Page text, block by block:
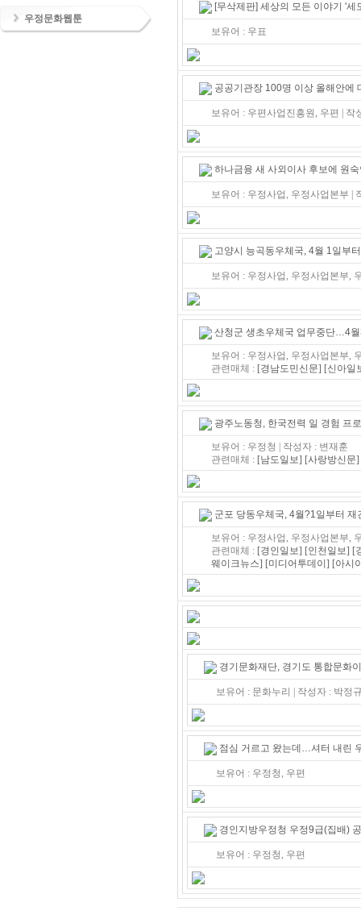
우정문화웹툰
[무삭제판] 세상의 모든 이야기 '세
보유어 : 우표
공공기관장 100명 이상 올해안에
보유어 : 우편사업진흥원, 우편 |
하나금융 새 사외이사 후보에 원
보유어 : 우정사업, 우정사업본부
고양시 능곡동우체국, 4월 1일부
보유어 : 우정사업, 우정사업본부,
산청군 생초우체국 업무중단…4
보유어 : 우정사업, 우정사업본부,
관련매체 : [경남도민신문] [신아일
광주노동청, 한국전력 일 경험 프
보유어 : 우정청 | 작성자 : 변재훈
관련매체 : [남도일보] [사랑방신문]
군포 당동우체국, 4월?1일부터 재
보유어 : 우정사업, 우정사업본부,
관련매체 : [경인일보] [인천일보] [
웨이크뉴스] [미디어투데이] [아시
경기문화재단, 경기도 통합문화
보유어 : 문화누리 | 작성자 : 박
점심 거르고 왔는데…셔터 내린
보유어 : 우정청, 우편
경인지방우정청 우정9급(집배)
보유어 : 우정청, 우편